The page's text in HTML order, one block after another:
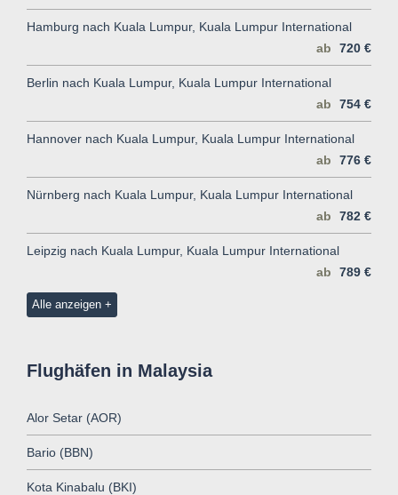
Hamburg nach Kuala Lumpur, Kuala Lumpur International
ab
720 €
Berlin nach Kuala Lumpur, Kuala Lumpur International
ab
754 €
Hannover nach Kuala Lumpur, Kuala Lumpur International
ab
776 €
Nürnberg nach Kuala Lumpur, Kuala Lumpur International
ab
782 €
Leipzig nach Kuala Lumpur, Kuala Lumpur International
ab
789 €
Alle anzeigen
Flughäfen in Malaysia
Alor Setar (AOR)
Bario (BBN)
Kota Kinabalu (BKI)